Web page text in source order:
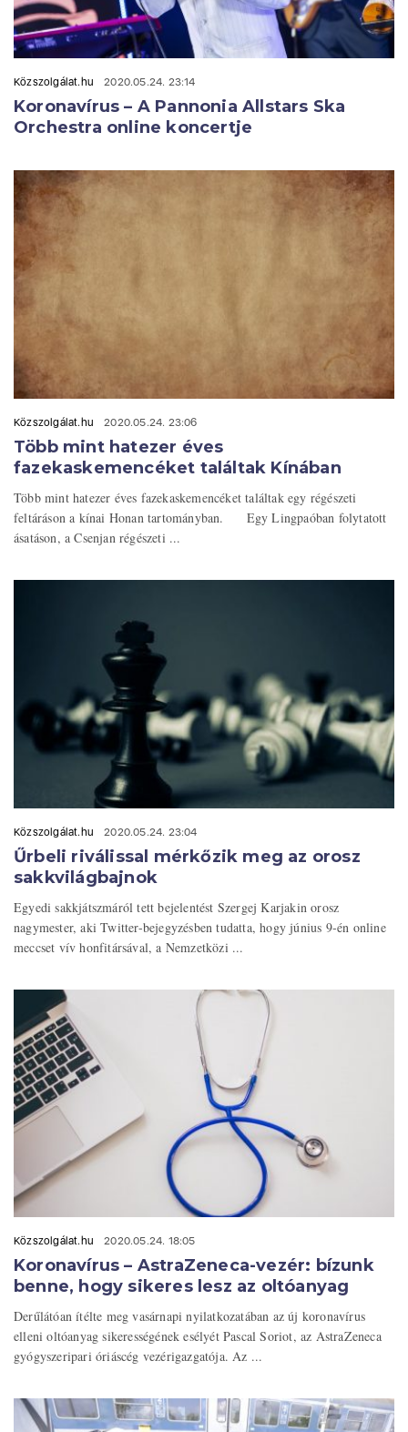
Közszolgálat.hu 2020.05.24. 23:14
Koronavírus – A Pannonia Allstars Ska
Orchestra online koncertje
Közszolgálat.hu 2020.05.24. 23:06
Több mint hatezer éves
fazekaskemencéket találtak Kínában
Több mint hatezer éves fazekaskemencéket találtak egy régészeti
feltáráson a kínai Honan tartományban. Egy Lingpaóban folytatott
ásatáson, a Csenjan régészeti ...
Közszolgálat.hu 2020.05.24. 23:04
Űrbeli riválissal mérkőzik meg az orosz
sakkvilágbajnok
Egyedi sakkjátszmáról tett bejelentést Szergej Karjakin orosz
nagymester, aki Twitter-bejegyzésben tudatta, hogy június 9-én online
meccset vív honfitársával, a Nemzetközi ...
Közszolgálat.hu 2020.05.24. 18:05
Koronavírus – AstraZeneca-vezér: bízunk
benne, hogy sikeres lesz az oltóanyag
Derűlátóan ítélte meg vasárnapi nyilatkozatában az új koronavírus
elleni oltóanyag sikerességének esélyét Pascal Soriot, az AstraZeneca
gyógyszeripari óriáscég vezérigazgatója. Az ...